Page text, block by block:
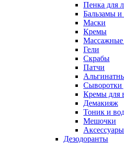
Пенка для
Бальзамы и
Маски
Кремы
Массажные
Гели
Скрабы
Патчи
Сыворотки
Кремы для
Демакияж
Тоник и
Мешочки
Дезодоранты